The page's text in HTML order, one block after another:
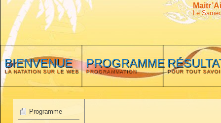
Le
BIENVENUE
LA NATATION SUR LE WEB
PROGRAMME
PROGRAMMATION POUR TOUT
Programme